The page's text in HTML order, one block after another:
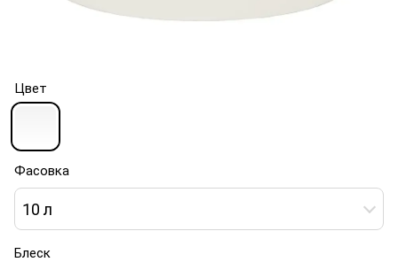
Цвет
Фасовка
10 л
Блеск